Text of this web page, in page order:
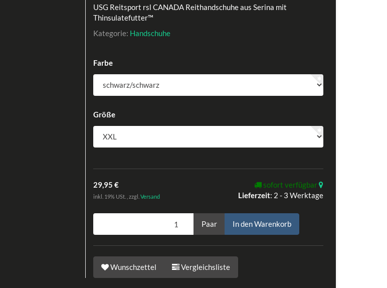
USG Reitsport rsl CANADA Reithandschuhe aus Serina mit
Thinsulatefutter™
Kategorie: Handschuhe
Farbe
Größe
29,95 €
inkl. 19% USt. , zzgl. Versand
sofort verfügbar
Lieferzeit: 2 - 3 Werktage
Paar In den Warenkorb
Wunschzettel Vergleichsliste